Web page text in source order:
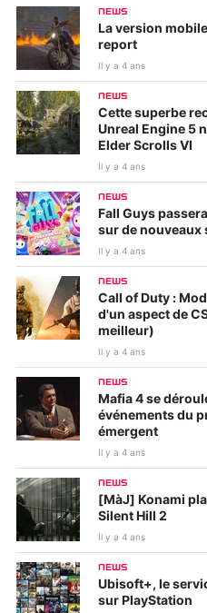
NEWS
La version
report
Il y a 4 ans
NEWS
Cette superbe
Unreal Engine 5
Elder Scrolls VI
Il y a 4 ans
NEWS
Fall Guys
sur de nouveaux
Il y a 4 ans
NEWS
Call of Duty :
d'un aspect de
meilleur)
Il y a 4 ans
NEWS
Mafia 4 se
événements du
émergent
Il y a 4 ans
NEWS
[MàJ] Konami
Silent Hill 2
Il y a 4 ans
NEWS
Ubisoft+, le
sur PlayStation